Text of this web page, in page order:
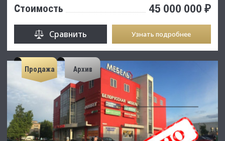
Стоимость 45 000 000 ₽
Сравнить Узнать подробнее
Продажа Архив